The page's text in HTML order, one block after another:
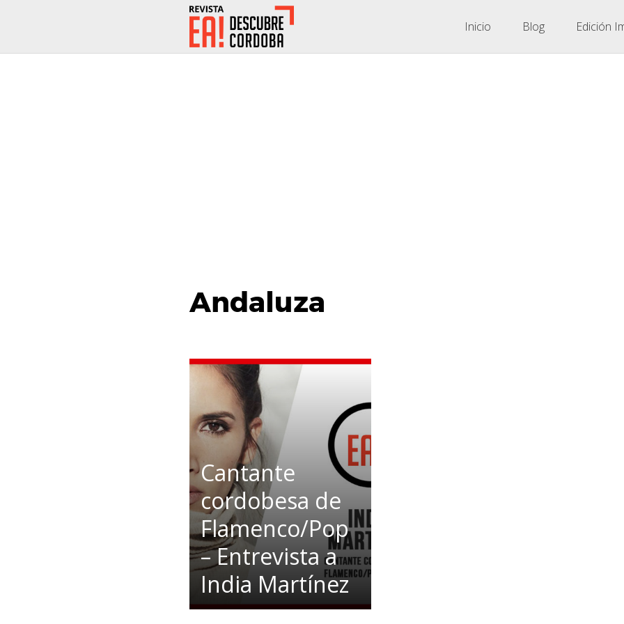
Inicio Blog Edición
Andaluza
Cantante
cordobesa de
Flamenco/Pop
– Entrevista a
India Martínez